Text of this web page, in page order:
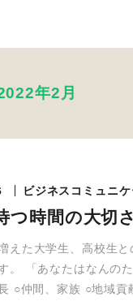
年2月
ビジネスコミュニ
つ時間の大切さ
えた大学生、高校生
。 「あなたはなんの
○仲間、家族 ○地域貢